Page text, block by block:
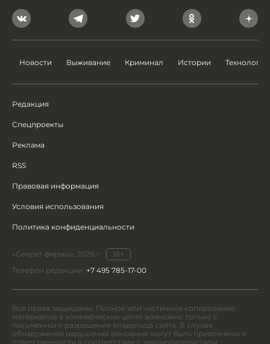
Новости Выживание Криминал Истории Технологии
Редакция
Спецпроекты
Реклама
RSS
Правовая информация
Условия использования
Политика конфиденциальности
«Секрет фирмы», 2026 г.
18+
Телефон редакции: +7 495 785-17-00
Все права защищены. Полное или частичное копирование
материалов в коммерческих целях возможно только с
письменного разрешения владельца сайта. В случае
обнаружения нарушений виновные могут быть привлечены к
ответственности в соответствии с законодательством